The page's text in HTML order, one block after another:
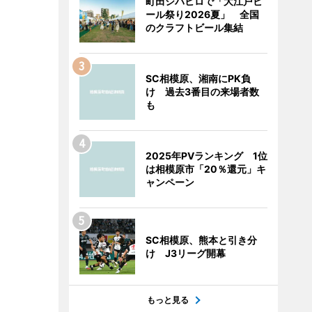
ール祭り2026夏」 全国
のクラフトビール集結
SC相模原、湘南にPK負
け 過去3番目の来場者数
も
2025年PVランキング 1位
は相模原市「20％還元」キ
ャンペーン
SC相模原、熊本と引き分
け J3リーグ開幕
もっと見る